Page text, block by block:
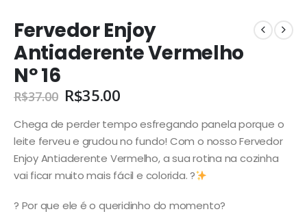
Fervedor Enjoy
Antiaderente Vermelho
Nº 16
R$37.00 R$35.00
Chega de perder tempo esfregando panela porque o
leite ferveu e grudou no fundo! Com o nosso Fervedor
Enjoy Antiaderente Vermelho, a sua rotina na cozinha
vai ficar muito mais fácil e colorida. ?
? Por que ele é o queridinho do momento?